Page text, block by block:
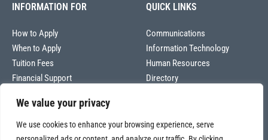
We value your privacy
We use cookies to enhance your browsing experience, serve
INFORMATION FOR
How to Apply
When to Apply
Tuition Fees
Financial Support
QUICK LINKS
Communications
Information Technology
Human Resources
Directory